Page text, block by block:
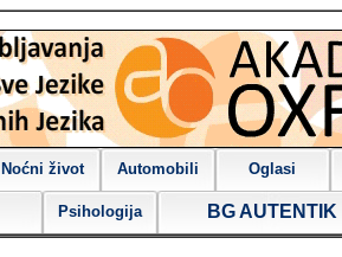
Noćni život Automobili Oglasi
Psihologija BG AUTENTIK